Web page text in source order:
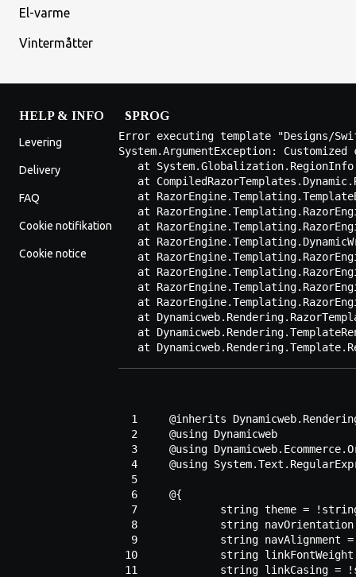
El-varme
Vintermåtter
HELP & INFO
Levering
Delivery
FAQ
Cookie notifikation
Cookie notice
SPROG
Error executing template "Designs/
System.ArgumentException:
at
at
at
at
at
at
at
at
at
at
at
at
  1
  2
  3
  4
  5
  6
  7
  8
  9
10
11